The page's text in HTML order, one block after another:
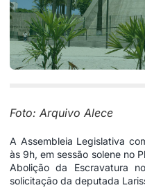
Foto: Arquivo Alece
A Assembleia Legislativa
às 9h, em sessão solene no
Abolição da Escravatura
solicitação da deputada